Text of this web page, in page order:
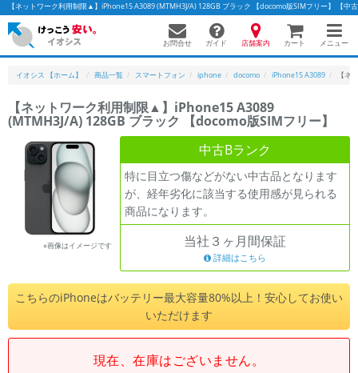
【ネットワーク利用制限▲】iPhone15 A3089 (MTMH3J/A) 128GB ブラック 【docomo版SIMフリー】 【
お問合せ ガイド 店舗案内 カート メニュー
イオシス 【ホーム】 商品一覧 スマートフォン iphone docomo iPhone15 A3089 【ネ
【ネットワーク利用制限▲】iPhone15 A3089
(MTMH3J/A) 128GB ブラック 【docomo版SIMフリー】
※画像はイメージです
中古Bランク
特に目立つ傷などがない中古品となります
が、経年劣化に該当する使用感が見られる
商品になります。
当社３ヶ月間保証
詳細はこちら
こちらのiPhoneはバッテリー最大容量80%以上！安心してお使い
いただけます
現在、在庫はございません。
かんたんパソコン検索に切り替える
フリーワード
除外ワード
人気の検索ワード：Let's note
「スマートフォン」「タブレット」など
シリーズ
「iPhone」「Xperia」「Galaxy」など